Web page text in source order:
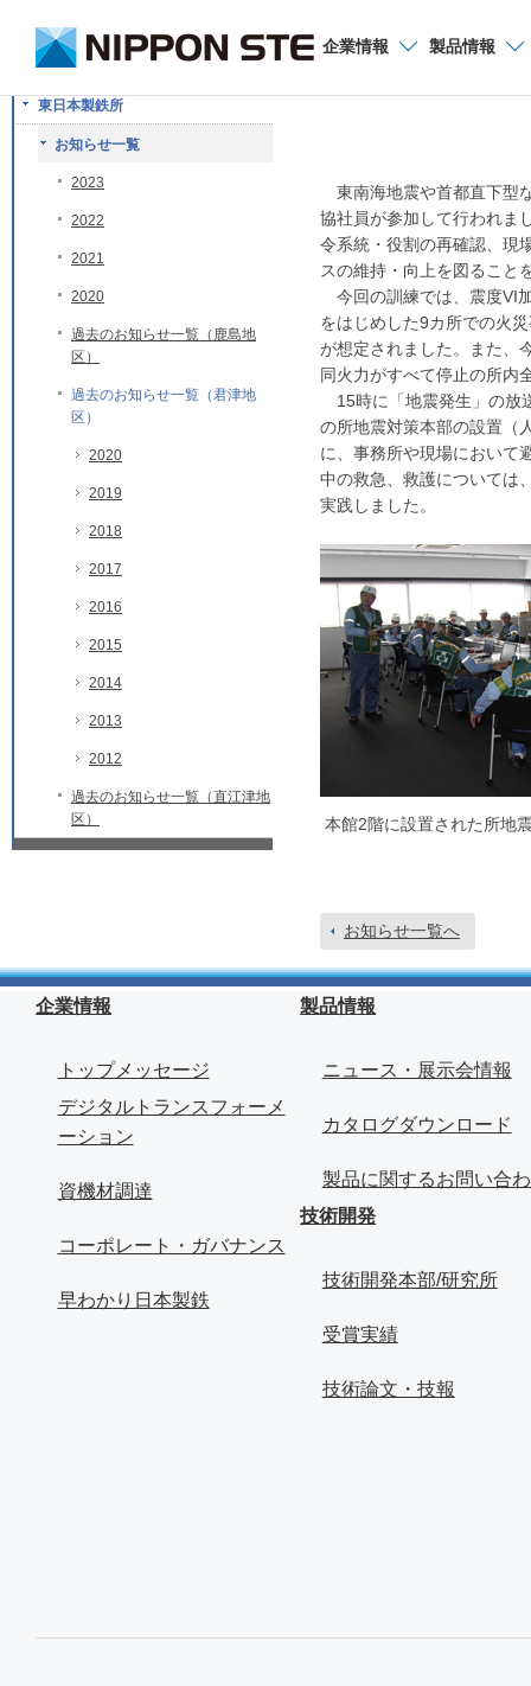
企業情報 製品情報
お問い合わせ
2013年度所地
東南海地震や首都直下型
協社員が参加して行われま
令系統・役割の再確認、現
スの維持・向上を図ること
今回の訓練では、震度VI
をはじめした9カ所での火
が想定されました。また、
同火力がすべて停止の所内
15時に「地震発生」の放
の所地震対策本部の設置（
に、事務所や現場において
中の救急、救護については
実践しました。
本館2階に設置された所地
お知らせ一覧へ
東日本製鉄所
お知らせ一覧
2023
2022
2021
2020
過去のお知らせ一覧（鹿島地
区）
過去のお知らせ一覧（君津地
区）
2020
2019
2018
2017
2016
2015
2014
2013
2012
過去のお知らせ一覧（直江津地
区）
企業情報
トップメッセージ
デジタルトランスフォーメ
ーション
資機材調達
コーポレート・ガバナンス
早わかり日本製鉄
製品情報
ニュース・展示会情報
カタログダウンロード
製品に関するお問い合
技術開発
技術開発本部/研究所
受賞実績
技術論文・技報